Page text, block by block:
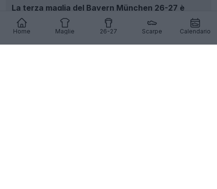
Home Maglie 26-27 Scarpe Calendario
La terza maglia del Bayern München 26-27 è
stata filtrata - Foto ufficiali
82 102.6K